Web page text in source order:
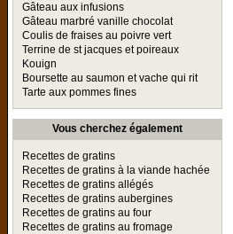
Gâteau aux infusions
Gâteau marbré vanille chocolat
Coulis de fraises au poivre vert
Terrine de st jacques et poireaux
Kouign
Boursette au saumon et vache qui rit
Tarte aux pommes fines
Vous cherchez également
Recettes de gratins
Recettes de gratins à la viande hachée
Recettes de gratins allégés
Recettes de gratins aubergines
Recettes de gratins au four
Recettes de gratins au fromage